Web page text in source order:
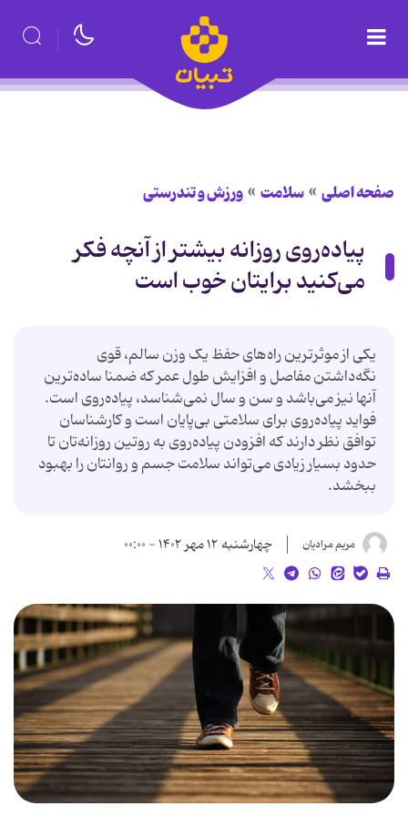
صفحه اصلی سلامت ورزش و تندرستی
پیاده‌روی روزانه بیشتر از آنچه فکر
می‌کنید برایتان خوب است
یکی از موثرترین راه‌های حفظ یک وزن سالم، قوی
نگه‌داشتن مفاصل و افزایش طول عمر که ضمنا ساده‌ترین
آنها نیز می‌باشد و سن و سال نمی‌شناسد، پیاده‌روی است.
فواید پیاده‌روی برای سلامتی بی‌پایان است و کارشناسان
توافق نظر دارند که افزودن پیاده‌روی به روتین روزانه‌تان تا
حدود بسیار زیادی می‌تواند سلامت جسم و روانتان را بهبود
ببخشد.
مریم مرادیان چهارشنبه ۱۲ مهر ۱۴۰۲ - ۰۰:۰۰